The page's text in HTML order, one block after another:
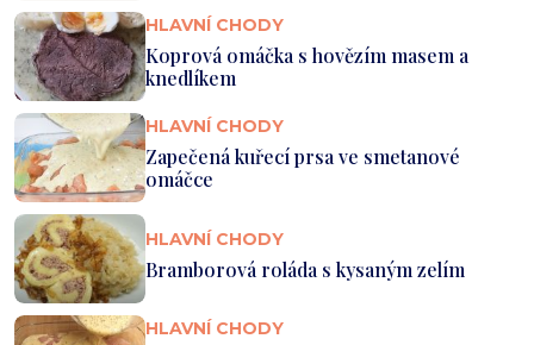
HLAVNÍ CHODY
Koprová omáčka s hovězím masem a
knedlíkem
HLAVNÍ CHODY
Zapečená kuřecí prsa ve smetanové
omáčce
HLAVNÍ CHODY
Bramborová roláda s kysaným zelím
HLAVNÍ CHODY